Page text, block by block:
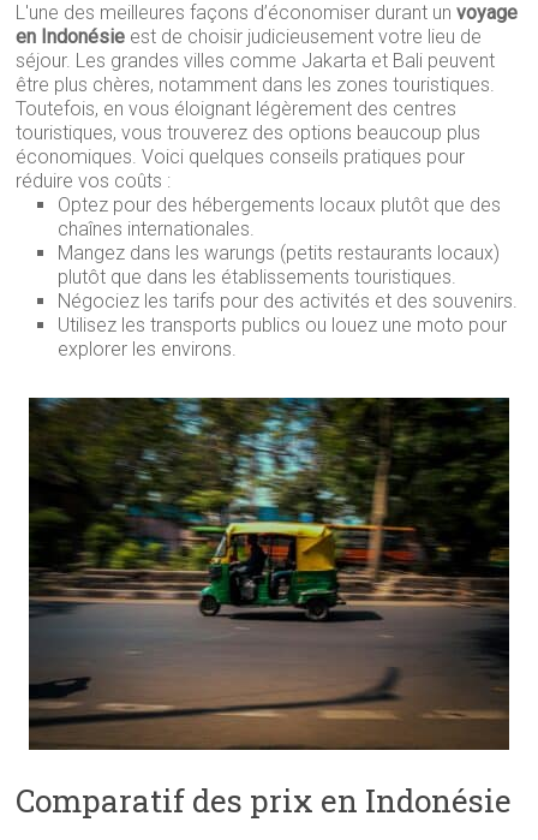
L'une des meilleures façons d’économiser durant unvoyage
en Indonésie est de choisir judicieusement votre lieu de
séjour. Les grandes villes comme Jakarta et Bali peuvent
être plus chères, notamment dans les zones touristiques.
Toutefois, en vous éloignant légèrement des centres
touristiques, vous trouverez des options beaucoup plus
économiques. Voici quelques conseils pratiques pour
réduire vos coûts :
Optez pour des hébergements locaux plutôt que des
chaînes internationales.
Mangez dans les warungs (petits restaurants locaux)
plutôt que dans les établissements touristiques.
Négociez les tarifs pour des activités et des souvenirs.
Utilisez les transports publics ou louez une moto pour
explorer les environs.
Comparatif des prix en Indonésie